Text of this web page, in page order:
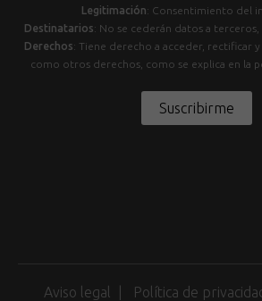
Legitimación: Consentimiento del
Destinatarios: No se cederán datos a terceros,
Derechos: Tiene derecho a acceder, rectificar
como otros derechos, como se explica en la
Suscribirme
Aviso legal Política de